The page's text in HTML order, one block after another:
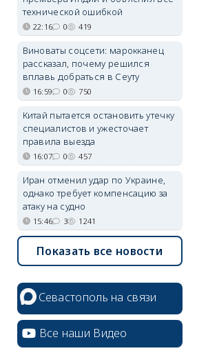
технической ошибкой
22:16 0 419
Виноваты соцсети: марокканец
рассказал, почему решился
вплавь добраться в Сеуту
16:59 0 750
Китай пытается остановить утечку
специалистов и ужесточает
правила выезда
16:07 0 457
Иран отменил удар по Украине,
однако требует компенсацию за
атаку на судно
15:46 3 1241
Показать все новости
Севастополь на связи
Все наши Видео